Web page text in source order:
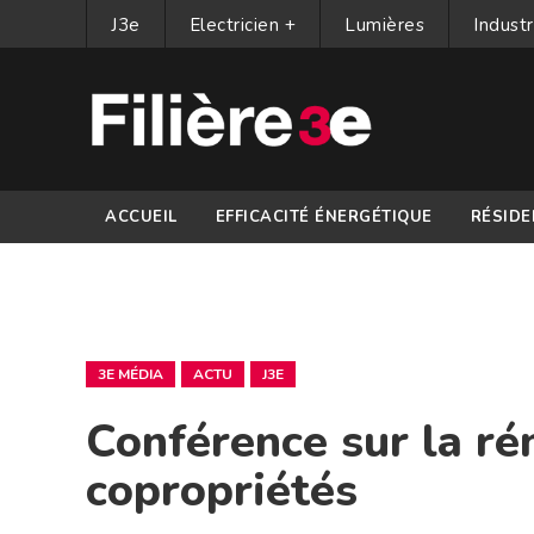
J3e Electricien + Lumières
ACCUEIL EFFICACITÉ ÉNERGÉTIQUE
3E MÉDIA ACTU J3E
Conférence sur la
copropriétés